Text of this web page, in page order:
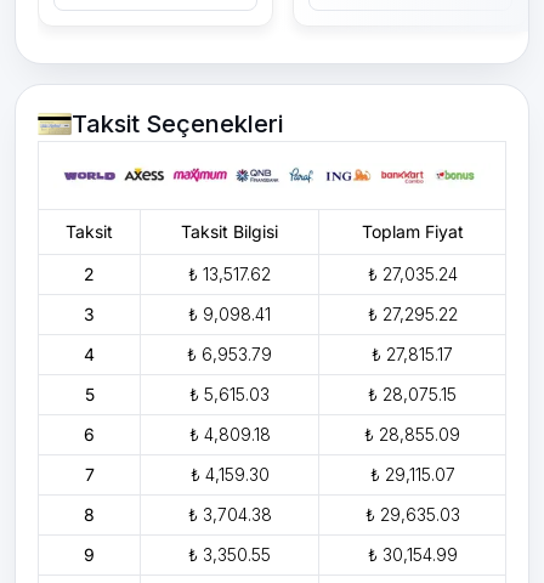
Taksit Seçenekleri
Taksit Taksit Bilgisi Toplam Fiyat
2 ₺ 13,517.62
₺ 27,035.24
3
₺ 9,098.41
₺ 27,295.22
4
₺ 6,953.79
₺ 27,815.17
5
₺ 5,615.03
₺ 28,075.15
6
₺ 4,809.18
₺ 28,855.09
7
₺ 4,159.30
₺ 29,115.07
8
₺ 3,704.38
₺ 29,635.03
9
₺ 3,350.55
₺ 30,154.99